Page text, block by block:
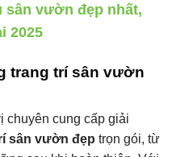
sân vườn đẹp nhất,
2025
trang trí sân vườn
chuyên cung cấp giải
sân vườn đẹp trọn gói, từ